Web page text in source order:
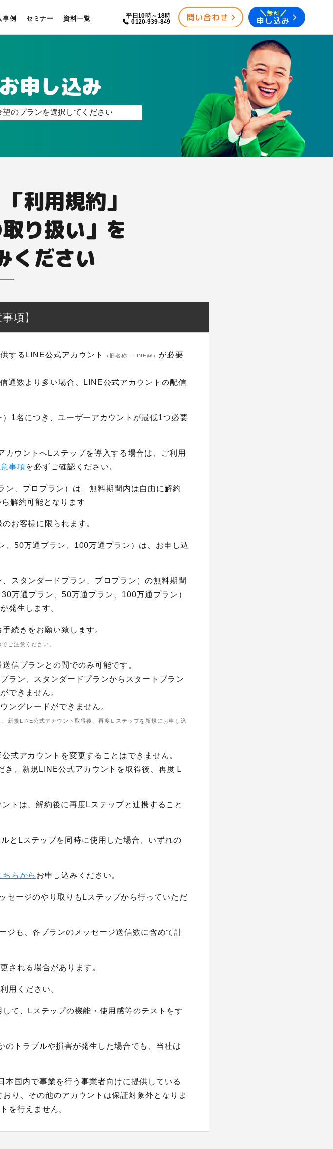
事例 セミナー 資料一覧 平日10時～18時
0120-939-849 問い合わせ 無料
申し込み
申し込み
のプランを選択してください
利用規約」
り扱い」を
ください
事項】
するLINE公式アカウント （旧名称：LINE@） が必要
通数より多い場合、LINE公式アカウントの配信
1名につき、ユーザーアカウントが最低1つ必要
ウントへLステップを導入する場合は、ご利用
事項を必ずご確認ください。
、プロプラン）は、無料期間内は自由に解約
解約可能となります
お客様に限られます。
50万通プラン、100万通プラン）は、お申し込
スタンダードプラン、プロプラン）の無料期間
万通プラン、50万通プラン、100万通プラン）
発生します。
続きをお願い致します。
ご注意ください。
信プランとの間でのみ可能です。
ラン、スタンダードプランからスタートプラン
できません。
ングレードができません。
新規LINE公式アカウント取得後、再度Ｌステップを新規にお申し込
式アカウントを変更することはできません。
、新規LINE公式アカウントを取得後、再度Ｌ
トは、解約後に再度Lステップと連携すること
とLステップを同時に使用した場合、いずれの
ちらから お申し込みください。
セージのやり取りもLステップから行っていただ
ジも、各プランのメッセージ送信数に含めて計
される場合があります。
用ください。
て、Lステップの機能・使用感等のテストをす
トラブルや損害が発生した場合でも、当社は
国内で事業を行う事業者向けに提供している
り、その他のアカウントは保証対象外となりま
を行えません。